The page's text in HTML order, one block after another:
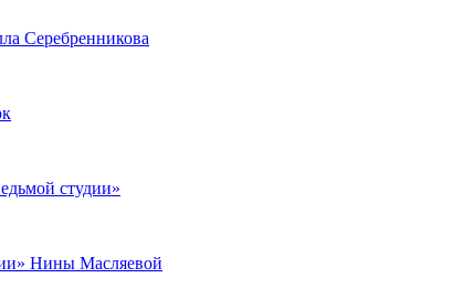
Серебренникова
студии»
Нины Масляевой